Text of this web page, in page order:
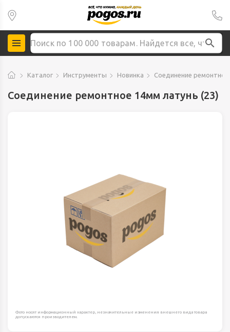
Каталог Инструменты Новинка Соединение
Соединение ремонтное 14мм латунь (23)
Фото носят информационный характер, незначительные изменения внешнего вида товара
допускаются производителем.